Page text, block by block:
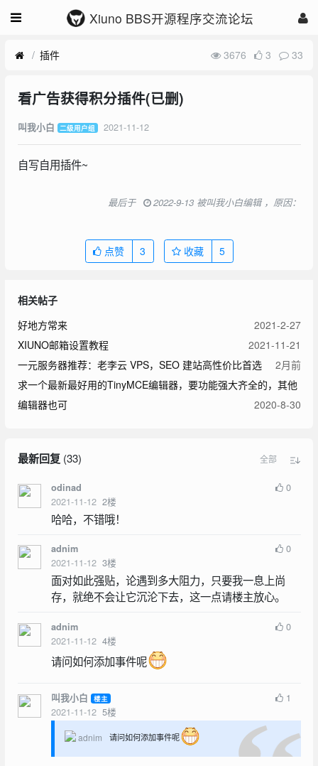
Xiuno BBS开源程序交流论坛
插件 3676 3 33
看广告获得积分插件(已删)
叫我小白 二级用户组 2021-11-12
自写自用插件~
最后于 2022-9-13 被叫我小白编辑 ，原因：
点赞 3 收藏 5
相关帖子
好地方常来
2021-2-27
XIUNO邮箱设置教程
2021-11-21
一元服务器推荐：老李云 VPS，SEO 建站高性价比首选
2月前
求一个最新最好用的TinyMCE编辑器，要功能强大齐全的，其他
编辑器也可
2020-8-30
最新回复(33) 全部
odinad
2021-11-12 2楼
0
哈哈，不错哦！
adnim
2021-11-12 3楼
0
面对如此强贴，论遇到多大阻力，只要我一息上尚
存，就绝不会让它沉沦下去，这一点请楼主放心。
adnim
2021-11-12 4楼
0
请问如何添加事件呢
叫我小白 楼主
2021-11-12 5楼
1
adnim 请问如何添加事件呢